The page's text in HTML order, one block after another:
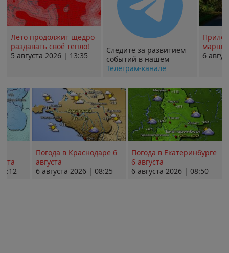
Лето продолжит щедро
раздавать своё тепло!
5 августа 2026 | 13:35
Следите за развитием
событий в нашем
Телеграм-канале
6
Погода в Краснодаре 6
августа
6 августа 2026 | 08:25
Погода в Екатеринбурге
6 августа
6 августа 2026 | 08:50